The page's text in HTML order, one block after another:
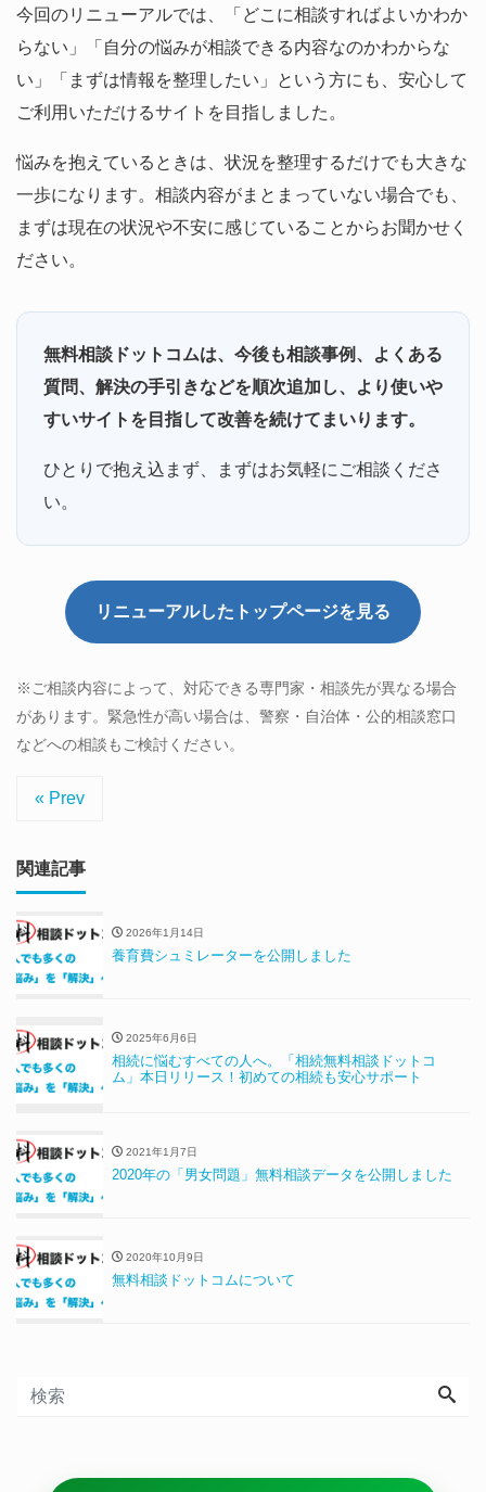
今回のリニューアルでは、「どこに相談すればよいかわか
らない」「自分の悩みが相談できる内容なのかわからな
い」「まずは情報を整理したい」という方にも、安心して
ご利用いただけるサイトを目指しました。
悩みを抱えているときは、状況を整理するだけでも大きな
一歩になります。相談内容がまとまっていない場合でも、
まずは現在の状況や不安に感じていることからお聞かせく
ださい。
無料相談ドットコムは、今後も相談事例、よくある
質問、解決の手引きなどを順次追加し、より使いや
すいサイトを目指して改善を続けてまいります。
ひとりで抱え込まず、まずはお気軽にご相談くださ
い。
リニューアルしたトップページを見る
※ご相談内容によって、対応できる専門家・相談先が異なる場合
があります。緊急性が高い場合は、警察・自治体・公的相談窓口
などへの相談もご検討ください。
« Prev
関連記事
2026年1月14日
養育費シュミレーターを公開しました
2025年6月6日
相続に悩むすべての人へ。「相続無料相談ドットコ
ム」本日リリース！初めての相続も安心サポート
2021年1月7日
2020年の「男女問題」無料相談データを公開しました
2020年10月9日
無料相談ドットコムについて